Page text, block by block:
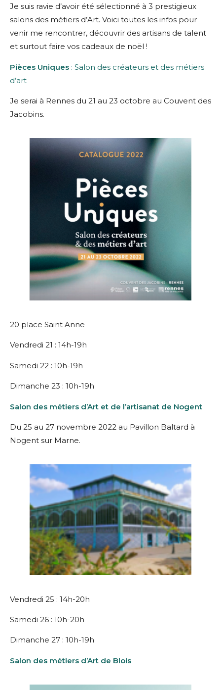
Je suis ravie d’avoir été sélectionné à 3 prestigieux
salons des métiers d’Art. Voici toutes les infos pour
venir me rencontrer, découvrir des artisans de talent
et surtout faire vos cadeaux de noël !
Pièces Uniques : Salon des créateurs et des métiers
d’art
Je serai à Rennes du 21 au 23 octobre au Couvent des
Jacobins.
20 place Saint Anne
Vendredi 21 : 14h-19h
Samedi 22 : 10h-19h
Dimanche 23 : 10h-19h
Salon des métiers d’Art et de l’artisanat de Nogent
Du 25 au 27 novembre 2022 au Pavillon Baltard à
Nogent sur Marne.
Vendredi 25 : 14h-20h
Samedi 26 : 10h-20h
Dimanche 27 : 10h-19h
Salon des métiers d’Art de Blois